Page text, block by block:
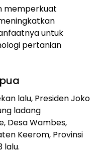
memperkuat
untuk
pertanian
lalu, Presiden Joko
ladang
Desa Wambes,
Keerom, Provinsi
lalu.